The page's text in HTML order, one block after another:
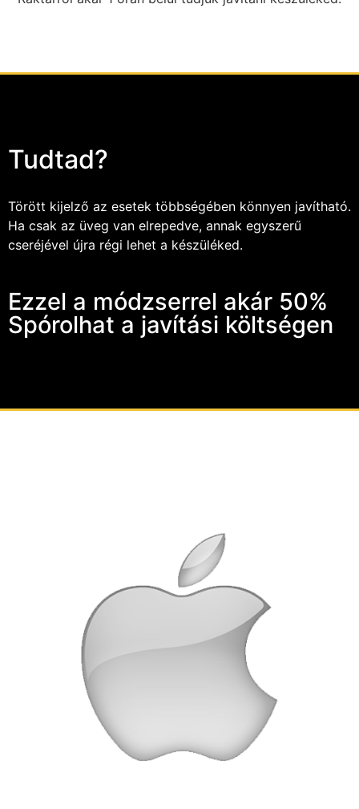
Tudtad?
Törött kijelző az esetek többségében könnyen javítható.
Ha csak az üveg van elrepedve, annak egyszerű
cseréjével újra régi lehet a készüléked.
Ezzel a módzserrel akár 50%
Spórolhat a javítási költségen